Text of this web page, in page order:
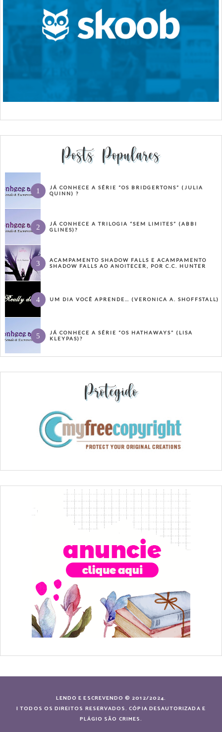
Posts Populares
JÁ CONHECE A SÉRIE “OS BRIDGERTONS” (JULIA
QUINN) ?
JÁ CONHECE A TRILOGIA “SEM LIMITES” (ABBI
GLINES)?
ACAMPAMENTO SHADOW FALLS E ACAMPAMENTO
SHADOW FALLS AO ANOITECER, POR C.C. HUNTER
UM DIA VOCÊ APRENDE… (VERONICA A. SHOFFSTALL)
JÁ CONHECE A SÉRIE “OS HATHAWAYS” (LISA
KLEYPAS)?
Protegido
LENDO E ESCREVENDO © 2012/2024.
| TODOS OS DIREITOS RESERVADOS. CÓPIA DESAUTORIZADA E
PLÁGIO SÃO CRIMES.